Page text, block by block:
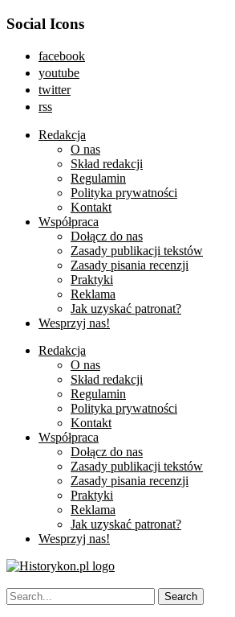
Social Icons
facebook
youtube
twitter
rss
Redakcja
O nas
Skład redakcji
Regulamin
Polityka prywatności
Kontakt
Współpraca
Dołącz do nas
Zasady publikacji tekstów
Zasady pisania recenzji
Praktyki
Reklama
Jak uzyskać patronat?
Wesprzyj nas!
Redakcja
O nas
Skład redakcji
Regulamin
Polityka prywatności
Kontakt
Współpraca
Dołącz do nas
Zasady publikacji tekstów
Zasady pisania recenzji
Praktyki
Reklama
Jak uzyskać patronat?
Wesprzyj nas!